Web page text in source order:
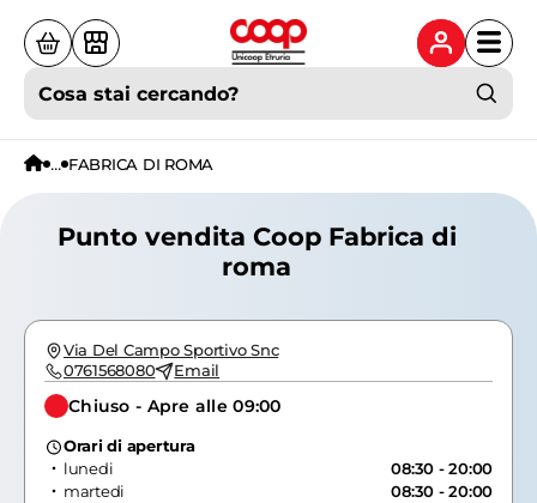
Cosa stai cercando?
... FABRICA DI ROMA
Punto vendita Coop Fabrica di
roma
Via Del Campo Sportivo Snc
0761568080
Email
Chiuso - Apre alle 09:00
Orari di apertura
lunedi
08:30 - 20:00
martedi
08:30 - 20:00